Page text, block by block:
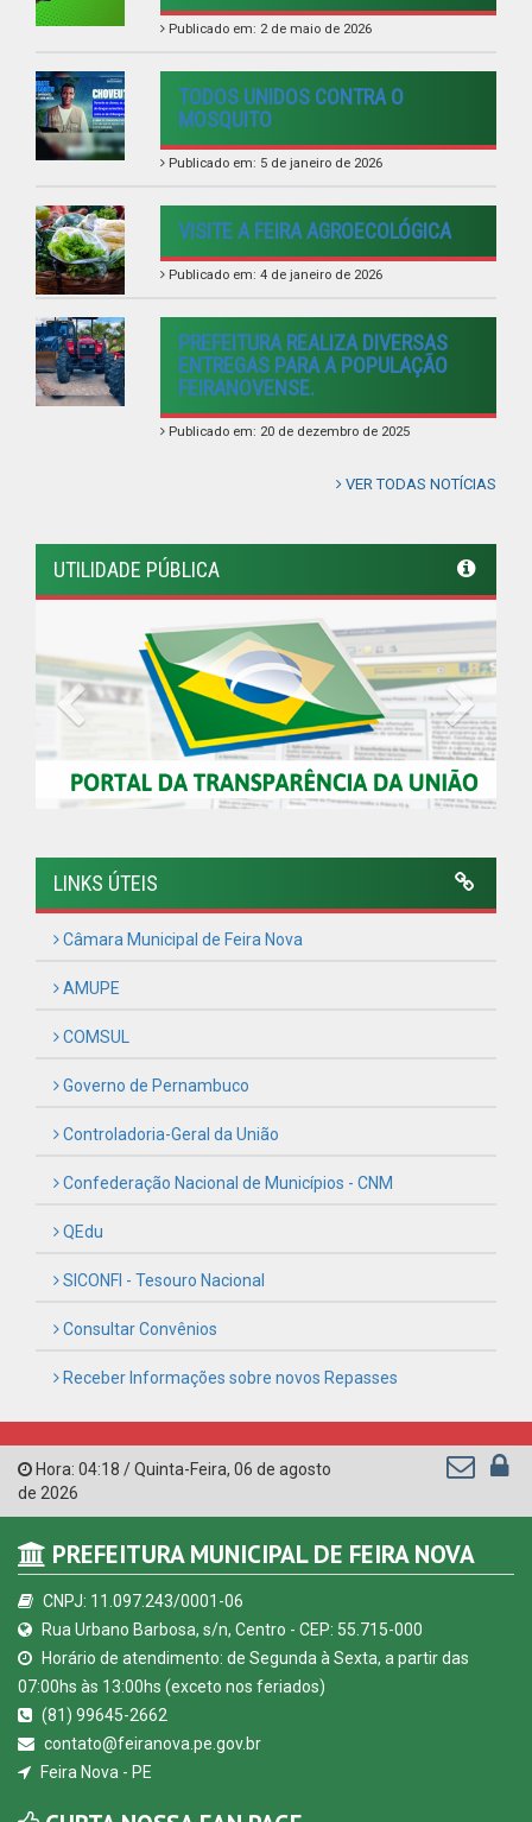
Publicado em: 2 de maio de 2026
TODOS UNIDOS CONTRA O
MOSQUITO
Publicado em: 5 de janeiro de 2026
VISITE A FEIRA AGROECOLÓGICA
Publicado em: 4 de janeiro de 2026
PREFEITURA REALIZA DIVERSAS
ENTREGAS PARA A POPULAÇÃO
FEIRANOVENSE.
Publicado em: 20 de dezembro de 2025
VER TODAS NOTÍCIAS
UTILIDADE PÚBLICA
Previous
LINKS ÚTEIS
Câmara Municipal de Feira Nova
AMUPE
COMSUL
Governo de Pernambuco
Controladoria-Geral da União
Confederação Nacional de Municípios - CNM
QEdu
SICONFI - Tesouro Nacional
Consultar Convênios
Receber Informações sobre novos Repasses
Hora: 04:18 /Quinta-Feira, 06 de agosto
de 2026
PREFEITURA MUNICIPAL DE FEIRA NOVA
CNPJ: 11.097.243/0001-06
Rua Urbano Barbosa, s/n, Centro - CEP: 55.715-000
Horário de atendimento: de Segunda à Sexta, a partir das
07:00hs às 13:00hs (exceto nos feriados)
(81) 99645-2662
contato@feiranova.pe.gov.br
Feira Nova - PE